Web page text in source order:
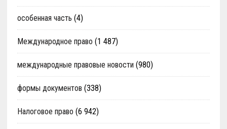
особенная часть (4)
Международное право (1 487)
международные правовые новости (980)
формы документов (338)
Налоговое право (6 942)